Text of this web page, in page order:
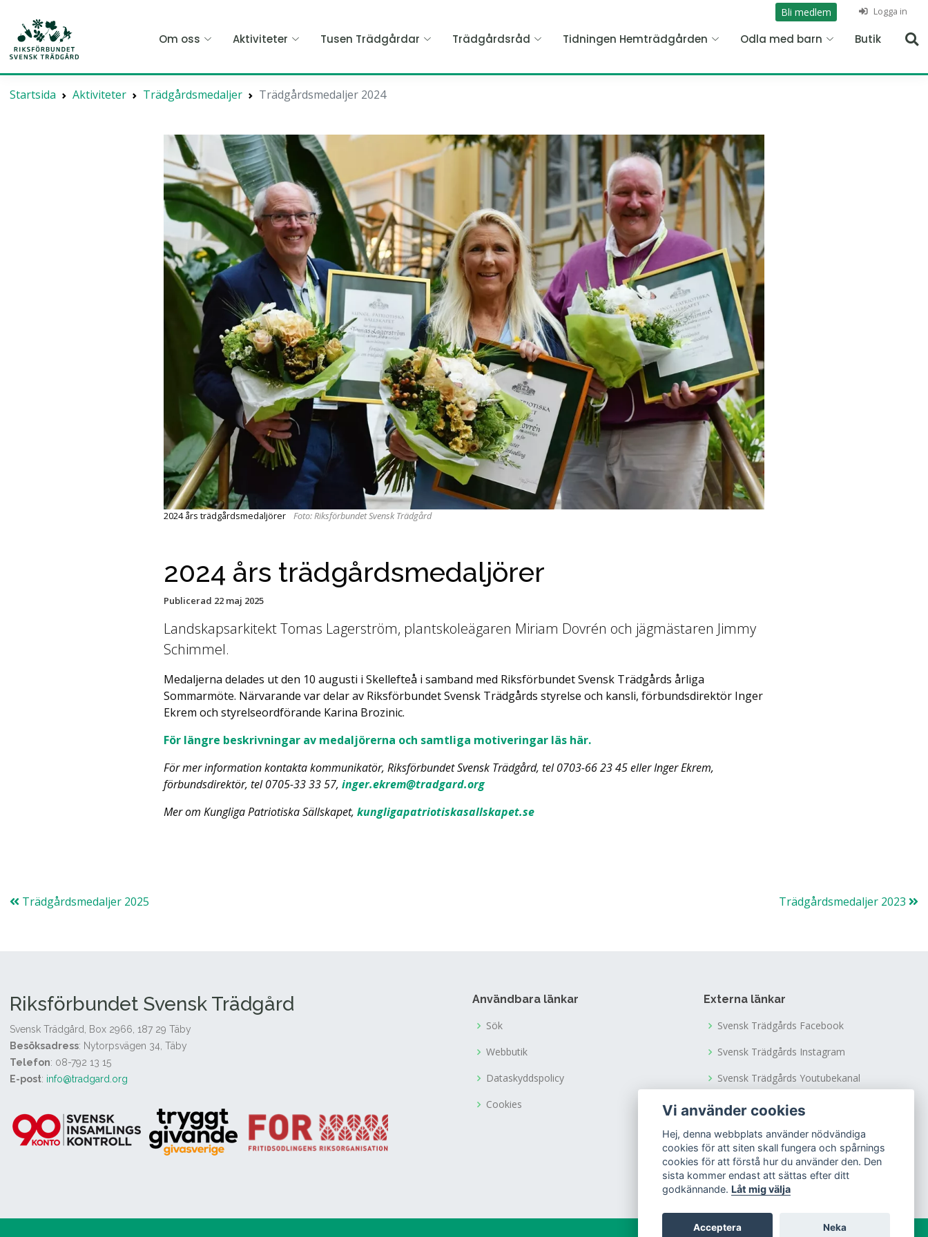
Hoppa
huvudinnehållet
Bli medlem Logga in
Om oss Aktiviteter Tusen Trädgårdar Trädgårdsråd Tidningen Hemträdgården Odla med barn Butik
Startsida Aktiviteter Trädgårdsmedaljer Trädgårdsmedaljer 2024
2024 års trädgårdsmedaljörer Foto: Riksförbundet Svensk Trädgård
2024 års trädgårdsmedaljörer
Publicerad 22 maj 2025
Landskapsarkitekt Tomas Lagerström, plantskoleägaren Miriam Dovrén och jägmästaren Jimmy
Schimmel.
Medaljerna delades ut den 10 augusti i Skellefteå i samband med Riksförbundet Svensk Trädgårds årliga
Sommarmöte. Närvarande var delar av Riksförbundet Svensk Trädgårds styrelse och kansli, förbundsdirektör Inger
Ekrem och styrelseordförande Karina Brozinic.
För längre beskrivningar av medaljörerna och samtliga motiveringar läs här.
För mer information kontakta kommunikatör, Riksförbundet Svensk Trädgård, tel 0703-66 23 45eller Inger Ekrem,
förbundsdirektör, tel 0705-33 33 57,inger.ekrem@tradgard.org
Mer om Kungliga Patriotiska Sällskapet,kungligapatriotiskasallskapet.se
Trädgårdsmedaljer 2025 Trädgårdsmedaljer 2023
Riksförbundet Svensk Trädgård
Svensk Trädgård, Box 2966, 187 29 Täby
Besöksadress: Nytorpsvägen 34, Täby
Telefon: 08-792 13 15
E-post: info@tradgard.org
Användbara länkar
Sök
Webbutik
Dataskyddspolicy
Cookies
Externa länkar
Svensk Trädgårds Facebook
Svensk Trädgårds Instagram
Svensk Trädgårds Youtubekanal
Tusen Trädgårdars Facebook
Tusen Trädgårdars Instagram
Vi använder cookies
Hej, denna webbplats använder nödvändiga
cookies för att siten skall fungera och spårnings
cookies för att förstå hur du använder den. Den
sista kommer endast att sättas efter ditt
godkännande. Låt mig välja
Acceptera Neka